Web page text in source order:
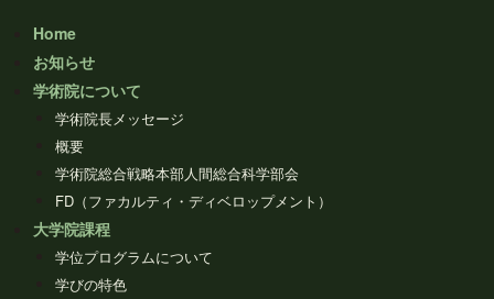
Home
お知らせ
学術院について
学術院長メッセージ
概要
学術院総合戦略本部人間総合科学部会
FD（ファカルティ・ディベロップメント）
大学院課程
学位プログラムについて
学びの特色